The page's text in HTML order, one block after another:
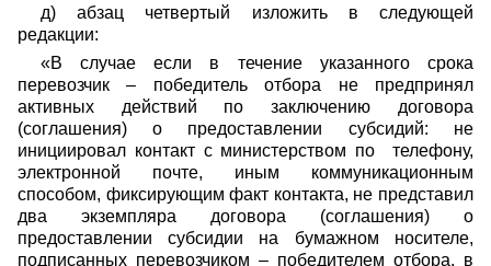
д) абзац четвертый изложить в следующей
редакции:
«В случае если в течение указанного срока
перевозчик – победитель отбора не предпринял
активных действий по заключению договора
(соглашения) о предоставлении субсидий: не
инициировал контакт с министерством по телефону,
электронной почте, иным коммуникационным
способом, фиксирующим факт контакта, не представил
два экземпляра договора (соглашения) о
предоставлении субсидии на бумажном носителе,
подписанных перевозчиком – победителем отбора, в